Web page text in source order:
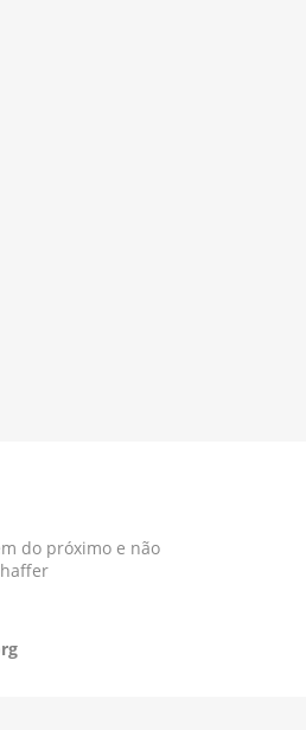
do próximo e não